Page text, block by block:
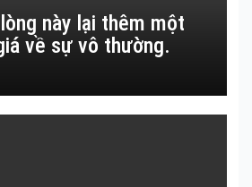
này lại thêm một
về sự vô thường.